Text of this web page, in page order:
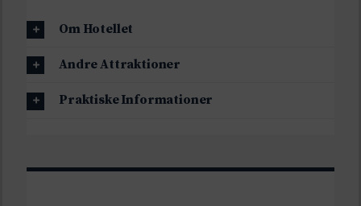
Om Hotellet
Andre Attraktioner
Praktiske Informationer